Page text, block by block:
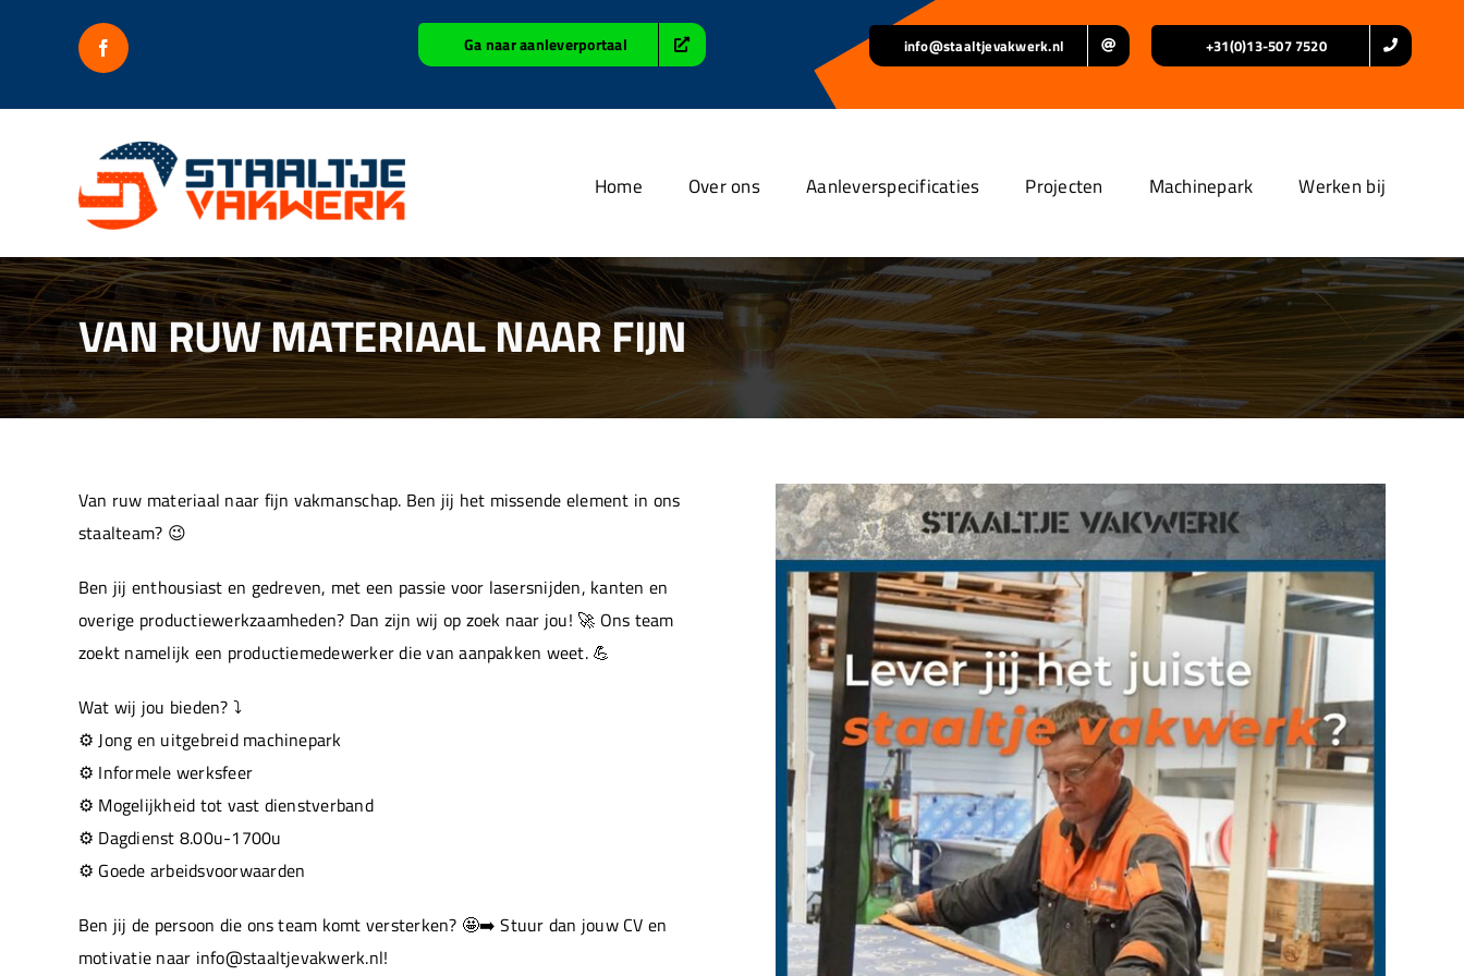
Ga naar aanleverportaal info@staaltjevakwerk.nl +31(0)13-507 7520
Home Over ons Aanleverspecificaties Projecten Machinepark Werken bij
VAN RUW MATERIAAL NAAR FIJN
Van ruw materiaal naar fijn vakmanschap. Ben jij het missende element in ons
staalteam? 😉
Ben jij enthousiast en gedreven, met een passie voor lasersnijden, kanten en
overige productiewerkzaamheden? Dan zijn wij op zoek naar jou! 🚀 Ons team
zoekt namelijk een productiemedewerker die van aanpakken weet. 💪
Wat wij jou bieden? ⤵️
⚙️ Jong en uitgebreid machinepark
⚙️ Informele werksfeer
⚙️ Mogelijkheid tot vast dienstverband
⚙️ Dagdienst 8.00u-1700u
⚙️ Goede arbeidsvoorwaarden
Ben jij de persoon die ons team komt versterken? 🤩➡️ Stuur dan jouw CV en
motivatie naar info@staaltjevakwerk.nl!